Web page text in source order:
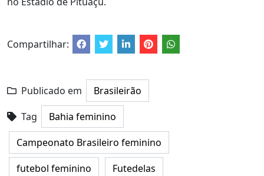
Compartilhar:
Publicado em
Brasileirão
Tag
Bahia feminino
Campeonato Brasileiro feminino
futebol feminino
Futedelas